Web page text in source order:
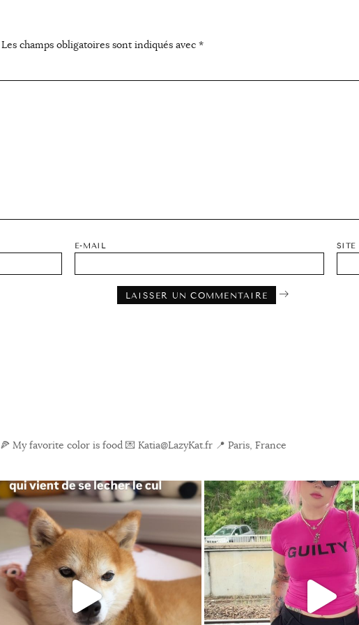
Les champs obligatoires sont indiqués avec *
E-MAIL SITE
🍕 My favorite color is food 💌 Katia@LazyKat.fr 📍 Paris, France